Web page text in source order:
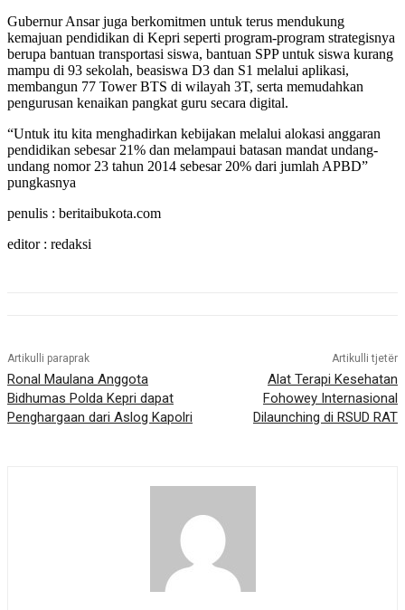
Gubernur Ansar juga berkomitmen untuk terus mendukung
kemajuan pendidikan di Kepri seperti program-program strategisnya
berupa bantuan transportasi siswa, bantuan SPP untuk siswa kurang
mampu di 93 sekolah, beasiswa D3 dan S1 melalui aplikasi,
membangun 77 Tower BTS di wilayah 3T, serta memudahkan
pengurusan kenaikan pangkat guru secara digital.
“Untuk itu kita menghadirkan kebijakan melalui alokasi anggaran
pendidikan sebesar 21% dan melampaui batasan mandat undang-
undang nomor 23 tahun 2014 sebesar 20% dari jumlah APBD”
pungkasnya
penulis : beritaibukota.com
editor : redaksi
Artikulli paraprak
Ronal Maulana Anggota
Bidhumas Polda Kepri dapat
Penghargaan dari Aslog Kapolri
Artikulli tjetër
Alat Terapi Kesehatan
Fohowey Internasional
Dilaunching di RSUD RAT